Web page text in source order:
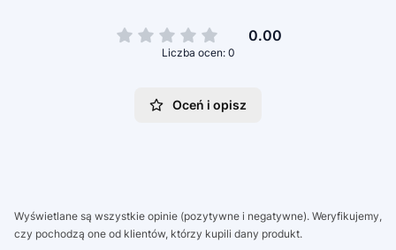
0.00
Liczba ocen: 0
Oceń i opisz
Wyświetlane są wszystkie opinie (pozytywne i negatywne). Weryfikujemy,
czy pochodzą one od klientów, którzy kupili dany produkt.